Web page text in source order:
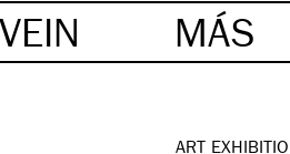
VEIN MÁS
ART